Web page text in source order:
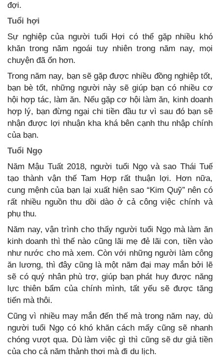
đợi.
Tuổi hợi
Sự nghiệp của người tuổi Hợi có thể gặp nhiều khó
khăn trong năm ngoái tuy nhiên trong năm nay, mọi
chuyện đã ổn hơn.
Trong năm nay, bạn sẽ gặp được nhiều đồng nghiệp tốt,
bạn bè tốt, những người này sẽ giúp bạn có nhiều cơ
hội hợp tác, làm ăn. Nếu gặp cơ hội làm ăn, kinh doanh
hợp lý, bạn đừng ngại chi tiền đầu tư vì sau đó bạn sẽ
nhận được lợi nhuận kha khá bên cạnh thu nhập chính
của bạn.
Tuổi Ngọ
Năm Mậu Tuất 2018, người tuổi Ngọ và sao Thái Tuế
tạo thành vận thế Tam Hợp rất thuận lợi. Hơn nữa,
cung mệnh của bạn lại xuất hiện sao “Kim Quỹ” nên có
rất nhiều nguồn thu dồi dào ở cả công việc chính và
phụ thu.
Năm nay, vận trình cho thấy người tuổi Ngọ mà làm ăn
kinh doanh thì thế nào cũng lãi mẹ đẻ lãi con, tiền vào
như nước cho mà xem. Còn với những người làm công
ăn lương, thì đây cũng là một năm đại may mắn bởi lẽ
sẽ có quý nhân phù trợ, giúp bạn phát huy được năng
lực thiên bẩm của chính mình, tất yếu sẽ được tăng
tiến mà thôi.
Cũng vì nhiều may mắn đến thế mà trong năm nay, dù
người tuổi Ngọ có khó khăn cách mấy cũng sẽ nhanh
chóng vượt qua. Dù làm việc gì thì cũng sẽ dư giả tiền
của cho cả năm thảnh thơi mà đi du lịch.